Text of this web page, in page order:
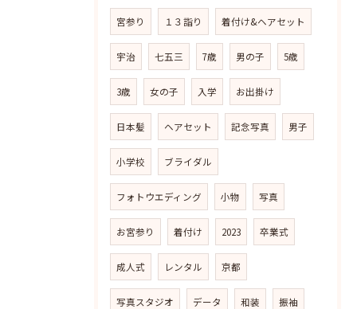
宮参り １３詣り 着付け&ヘアセット
宇治 七五三 7歳 男の子 5歳
3歳 女の子 入学 お出掛け
日本髪 ヘアセット 記念写真 男子
小学校 ブライダル
フォトウエディング 小物 写真
お宮参り 着付け 2023 卒業式
成人式 レンタル 京都
写真スタジオ データ 和装 振袖